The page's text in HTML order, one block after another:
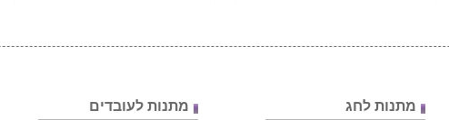
מתנות לחג מתנות לעובדים